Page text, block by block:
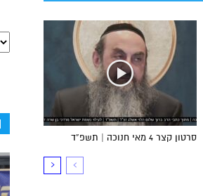
סרטון קצר 4 מאי חנוכה | תשפ”ד